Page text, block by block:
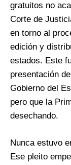
gratuitos no
Corte de
en torno al
edición y
estados. Este
presentación
Gobierno del
pero que la
desechando.
Nunca estuvo
Ese pleito